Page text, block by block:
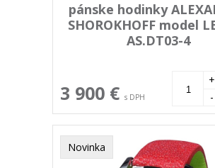
pánske hodinky
SHOROKHOFF model
AS.DT03-4
3 900 € s DPH
+
-
Novinka